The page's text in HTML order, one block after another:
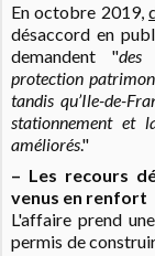
En octobre 2019,
désaccord en
demandent "des
protection
tandis qu’Ile-de-
stationnement et
améliorés."
– Les recours
venus en renfort
L'affaire prend
permis de